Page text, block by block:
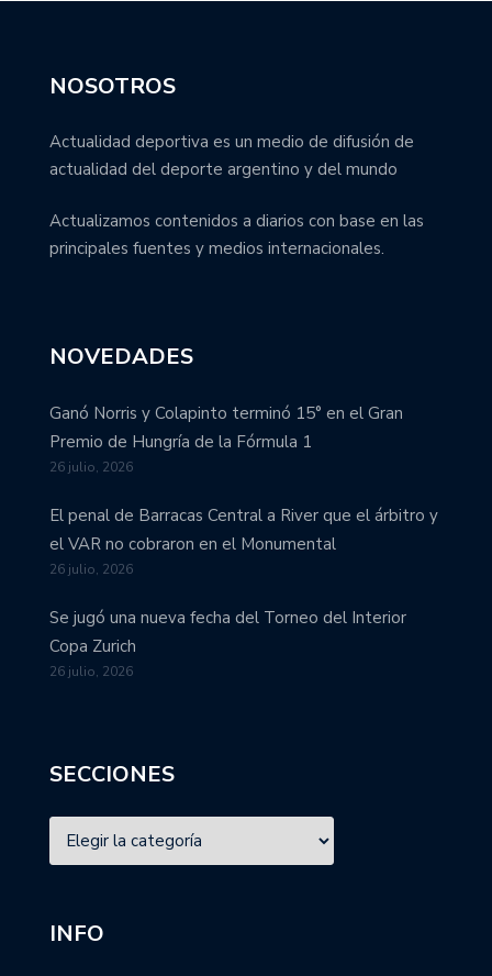
NOSOTROS
Actualidad deportiva es un medio de difusión de
actualidad del deporte argentino y del mundo
Actualizamos contenidos a diarios con base en las
principales fuentes y medios internacionales.
NOVEDADES
Ganó Norris y Colapinto terminó 15° en el Gran
Premio de Hungría de la Fórmula 1
26 julio, 2026
El penal de Barracas Central a River que el árbitro y
el VAR no cobraron en el Monumental
26 julio, 2026
Se jugó una nueva fecha del Torneo del Interior
Copa Zurich
26 julio, 2026
SECCIONES
INFO